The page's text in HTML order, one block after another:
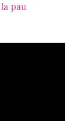
pau